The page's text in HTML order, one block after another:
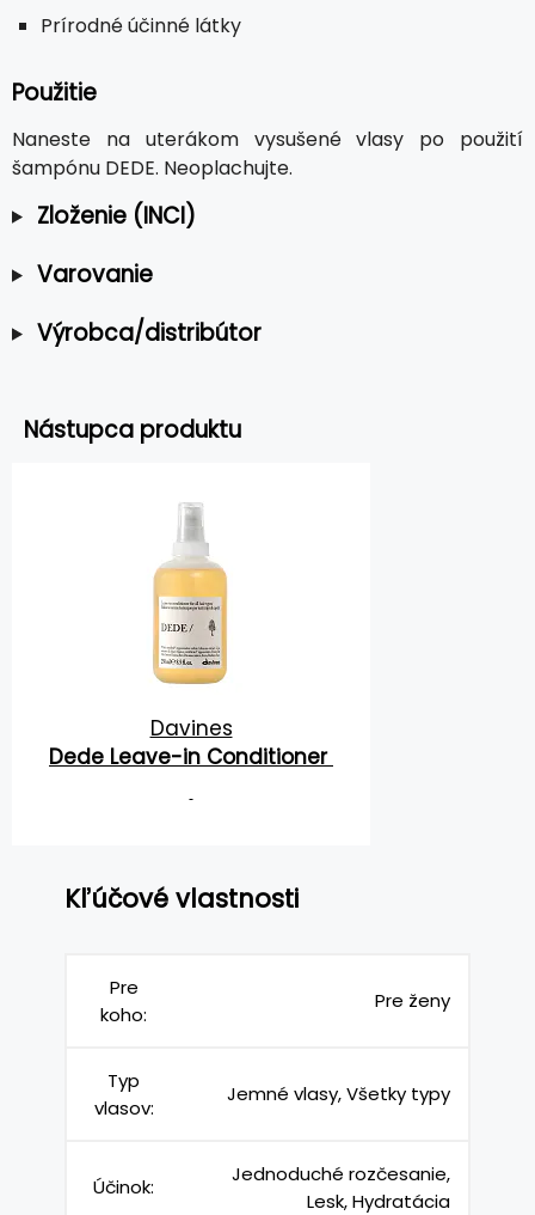
Prírodné účinné látky
Použitie
Naneste na uterákom vysušené vlasy po použití
šampónu DEDE. Neoplachujte.
Zloženie (INCI)
Varovanie
Výrobca/distribútor
Nástupca produktu
Davines
Dede Leave-in Conditioner
Kľúčové vlastnosti
Pre
koho:
Pre ženy
Typ
vlasov:
Jemné vlasy, Všetky typy
Účinok:
Jednoduché rozčesanie,
Lesk, Hydratácia